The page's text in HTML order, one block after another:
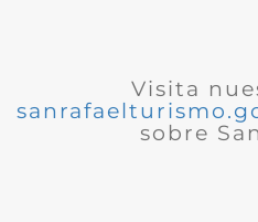
Visita
sobre